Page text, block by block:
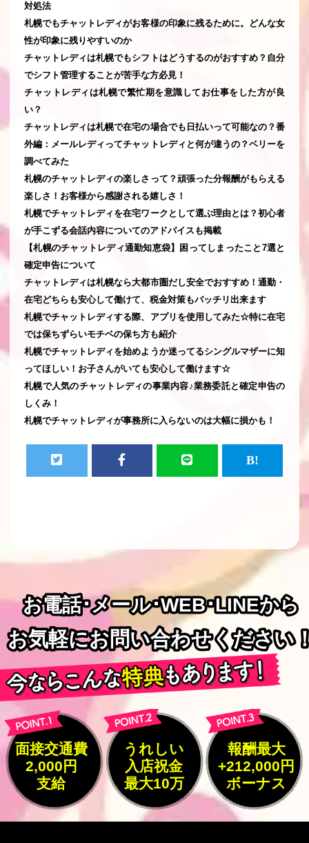
対処法
札幌でもチャットレディがお客様の印象に残るために。どんな女
性が印象に残りやすいのか
チャットレディは札幌でもシフトはどうするのがおすすめ？自分
でシフト管理することが苦手な方必見！
チャットレディは札幌で繁忙期を意識してお仕事をした方が良
い？
チャットレディは札幌で在宅の場合でも日払いって可能なの？番
外編：メールレディってチャットレディと何が違うの？ベリーを
調べてみた
札幌のチャットレディの楽しさって？頑張った分報酬がもらえる
楽しさ！お客様から感謝される嬉しさ！
札幌でチャットレディを在宅ワークとして選ぶ理由とは？初心者
が手こずる会話内容についてのアドバイスも掲載
【札幌のチャットレディ通勤知恵袋】困ってしまったこと7選と
確定申告について
チャットレディは札幌なら大都市圏だし安全でおすすめ！通勤・
在宅どちらも安心して働けて、税金対策もバッチリ出来ます
札幌でチャットレディする際、アプリを使用してみた☆特に在宅
では保ちずらいモチベの保ち方も紹介
札幌でチャットレディを始めようか迷ってるシングルマザーに知
ってほしい！お子さんがいても安心して働けます☆
札幌で人気のチャットレディの事業内容♪業務委託と確定申告の
しくみ！
札幌でチャットレディが事務所に入らないのは大幅に損かも！
お電話･メール･WEB･LINEから
お電話･メール･WEB･LINEから
お気軽にお問い合わせください
お気軽にお問い合わせください
面接交通費
2,000円
支給
うれしい
入店祝金
最大10万
報酬最大
+212,000円
ボーナス